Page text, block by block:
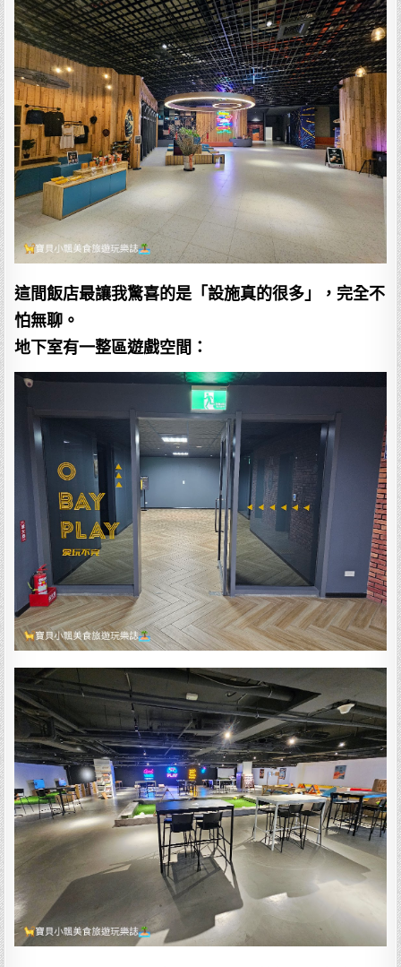
這間飯店最讓我驚喜的是「設施真的很多」，完全不
怕無聊。
地下室有一整區遊戲空間：